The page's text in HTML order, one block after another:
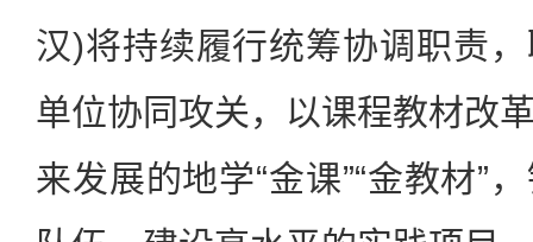
汉)将持续履行统筹协调职责
单位协同攻关，以课程教材改
来发展的地学“金课”“金教材”